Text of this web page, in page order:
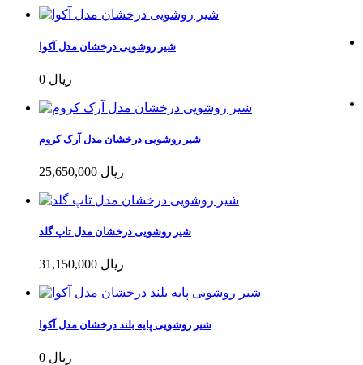
شیر روشویی درخشان مدل آکوا
0 ریال
شیر روشویی درخشان مدل آرک کروم
25,650,000 ریال
شیر روشویی درخشان مدل تاپ گلد
31,150,000 ریال
شیر روشویی پایه بلند درخشان مدل آکوا
0 ریال